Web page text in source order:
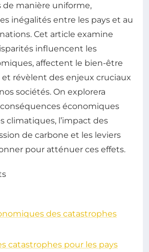
de manière uniforme,
inégalités entre les pays et au
Cet article examine
influencent les
affectent le bien-être
révèlent des enjeux cruciaux
sociétés. On explorera
économiques
climatiques, l’impact des
de carbone et les leviers
pour atténuer ces effets.
des catastrophes
catastrophes pour les pays